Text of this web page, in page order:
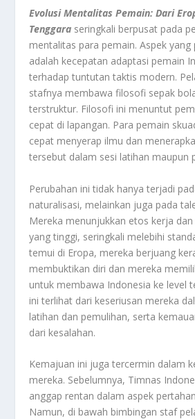
Evolusi Mentalitas Pemain: Dari
Tenggara seringkali berpusat pada
mentalitas para pemain. Aspek
adalah kecepatan adaptasi pemain
terhadap tuntutan taktis modern.
stafnya membawa filosofi sepak
terstruktur. Filosofi ini menuntut
cepat di lapangan. Para pemain
cepat menyerap ilmu dan
tersebut dalam sesi latihan maupun
Perubahan ini tidak hanya terjadi
naturalisasi, melainkan juga pada
Mereka menunjukkan etos kerja
yang tinggi, seringkali melebihi
temui di Eropa, mereka berjuang
membuktikan diri dan mereka
untuk membawa Indonesia ke level
ini terlihat dari keseriusan mereka
latihan dan pemulihan, serta
dari kesalahan.
Kemajuan ini juga tercermin dalam
mereka. Sebelumnya, Timnas
anggap rentan dalam aspek
Namun, di bawah bimbingan staf